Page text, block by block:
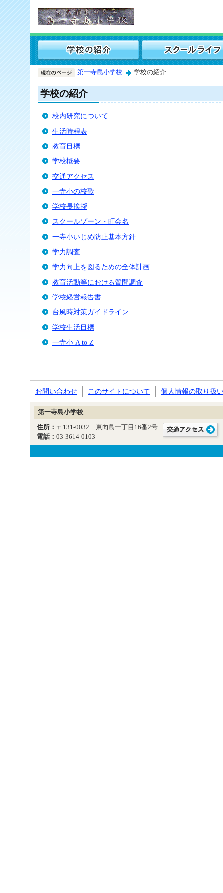
第一寺島小学校 学校の紹介
学校の紹介
校内研究について
生活時程表
教育目標
学校概要
交通アクセス
一寺小の校歌
学校長挨拶
スクールゾーン・町会名
一寺小いじめ防止基本方針
学力調査
学力向上を図るための全体計画
教育活動等における質問調査
学校経営報告書
台風時対策ガイドライン
学校生活目標
一寺小 A to Z
お問い合わせ このサイトについて 個人情報の取り扱い
第一寺島小学校
住所： 〒131-0032 東向島一丁目16番2号
電話： 03-3614-0103